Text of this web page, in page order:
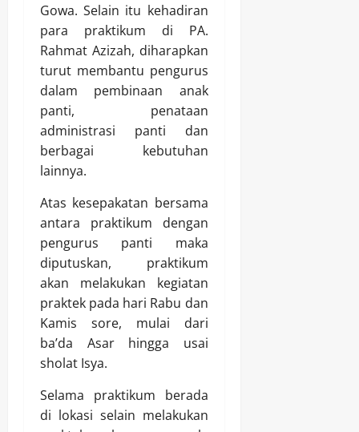
Gowa. Selain itu kehadiran
para praktikum di PA.
Rahmat Azizah, diharapkan
turut membantu pengurus
dalam pembinaan anak
panti, penataan
administrasi panti dan
berbagai kebutuhan
lainnya.
Atas kesepakatan bersama
antara praktikum dengan
pengurus panti maka
diputuskan, praktikum
akan melakukan kegiatan
praktek pada hari Rabu dan
Kamis sore, mulai dari
ba’da Asar hingga usai
sholat Isya.
Selama praktikum berada
di lokasi selain melakukan